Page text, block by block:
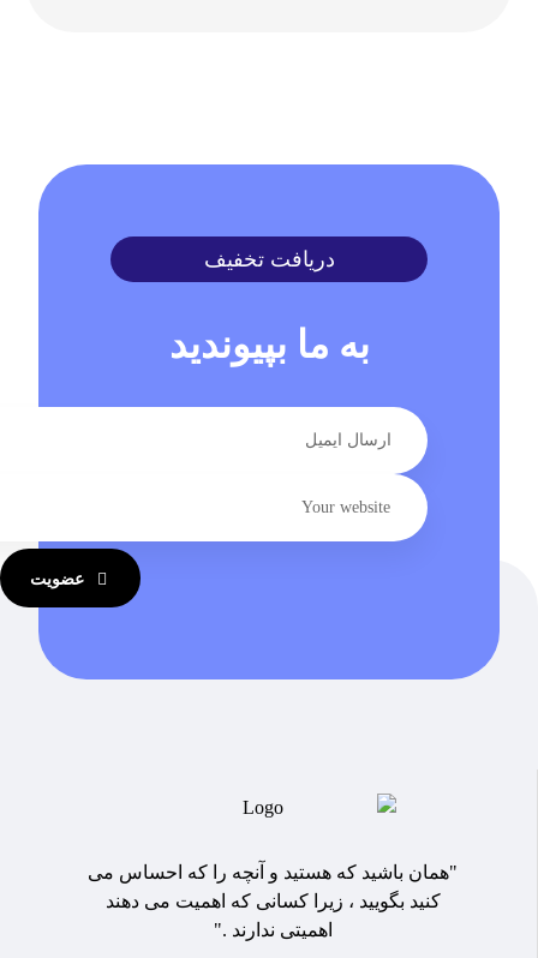
دریافت تخفیف
به ما بپیوندید
عضویت
"همان باشید که هستید و آنچه را که احساس می
کنید بگویید ، زیرا کسانی که اهمیت می دهند
اهمیتی ندارند ."